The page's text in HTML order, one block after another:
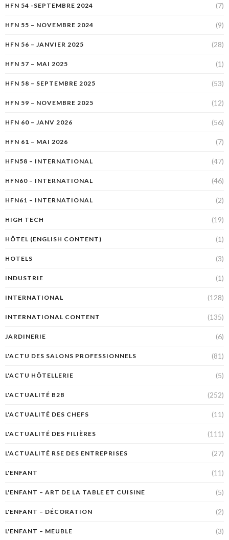
HFN 54 -SEPTEMBRE 2024 (7)
HFN 55 – NOVEMBRE 2024 (9)
HFN 56 – JANVIER 2025 (28)
HFN 57 – MAI 2025 (1)
HFN 58 – SEPTEMBRE 2025 (53)
HFN 59 – NOVEMBRE 2025 (12)
HFN 60 – JANV 2026 (56)
HFN 61 – MAI 2026 (7)
HFN58 – INTERNATIONAL (47)
HFN60 – INTERNATIONAL (46)
HFN61 – INTERNATIONAL (2)
HIGH TECH (19)
HÔTEL (ENGLISH CONTENT) (1)
HOTELS (3)
INDUSTRIE (1)
INTERNATIONAL (128)
INTERNATIONAL CONTENT (135)
JARDINERIE (6)
L'ACTU DES SALONS PROFESSIONNELS (81)
L'ACTU HÔTELLERIE (5)
L'ACTUALITÉ B2B (252)
L'ACTUALITÉ DES CHEFS (11)
L'ACTUALITÉ DES FILIÈRES (111)
L'ACTUALITÉ RSE DES ENTREPRISES (27)
L'ENFANT (11)
L'ENFANT – ART DE LA TABLE ET CUISINE (5)
L'ENFANT – DÉCORATION (2)
L'ENFANT – MEUBLE (3)